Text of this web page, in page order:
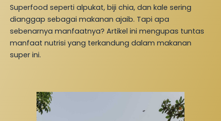
Superfood seperti alpukat, biji chia, dan kale sering
dianggap sebagai makanan ajaib. Tapi apa
sebenarnya manfaatnya? Artikel ini mengupas tuntas
manfaat nutrisi yang terkandung dalam makanan
super ini.